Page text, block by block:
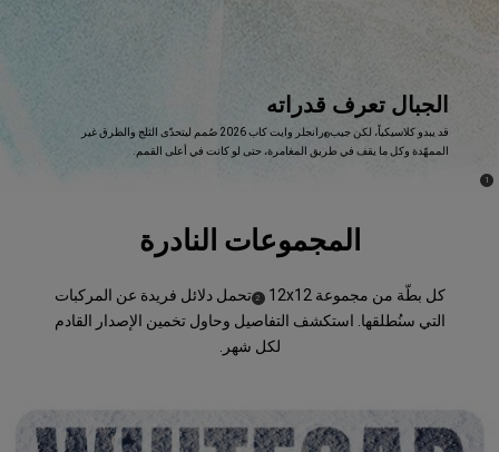
(
Disclosure
1
الجبال تعرف قدراته
قد يبدو كلاسيكياً، لكن جيب®
رانجلر وايت كاب 2026 صُمم ليتحدّى الثلج والطرق غير
الممهّدة وكل ما يقف في طريق المغامرة، حتى لو كانت في أعلى القمم.
المجموعات النادرة
كل بطّة من مجموعة 12x12 2
) تحمل دلائل فريدة عن المركبات
التي سنُطلقها. استكشف التفاصيل وحاول تخمين الإصدار القادم
لكل شهر.